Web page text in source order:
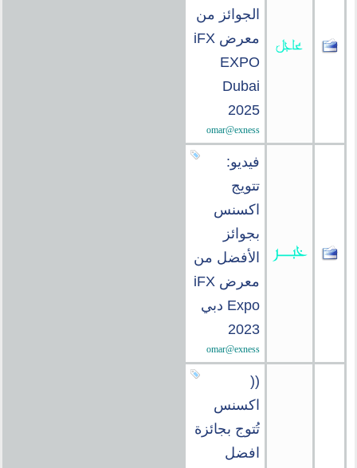
الجوائز من
معرض iFX
EXPO
Dubai
2025
omar@exness
فيديو:
تتويج
اكسنس
بجوائز
الأفضل من
معرض iFX
Expo دبي
2023
omar@exness
((
اكسنس
تُتوج بجائزة
افضل